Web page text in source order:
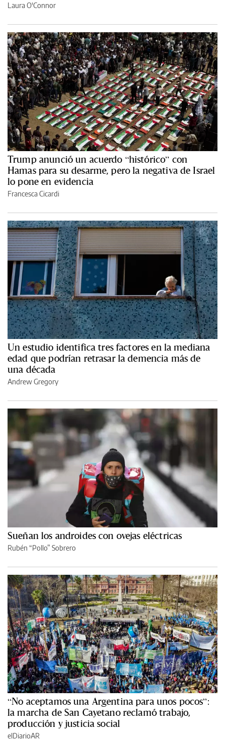
Laura O'Connor
Trump anunció un acuerdo “histórico” con
Hamas para su desarme, pero la negativa de Israel
lo pone en evidencia
Francesca Cicardi
Un estudio identifica tres factores en la mediana
edad que podrían retrasar la demencia más de
una década
Andrew Gregory
Sueñan los androides con ovejas eléctricas
Rubén “Pollo” Sobrero
“No aceptamos una Argentina para unos pocos”:
la marcha de San Cayetano reclamó trabajo,
producción y justicia social
elDiarioAR